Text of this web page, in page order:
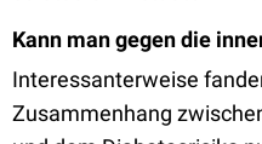
Kann man gegen die
Interessanterweise
Zusammenhang